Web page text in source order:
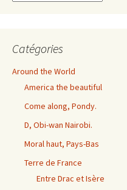
Catégories
Around the World
America the beautiful
Come along, Pondy.
D, Obi-wan Nairobi.
Moral haut, Pays-Bas
Terre de France
Entre Drac et Isère